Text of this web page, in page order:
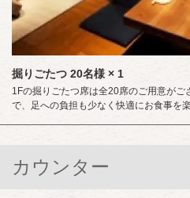
掘りごたつ 20名様 × 1
1Fの掘りごたつ席は全20席のご用意が
で、足への負担も少なく快適にお食事を
カウンター